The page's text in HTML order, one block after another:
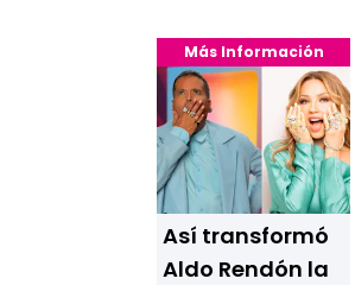
Más Información
Así transformó
Aldo Rendón la